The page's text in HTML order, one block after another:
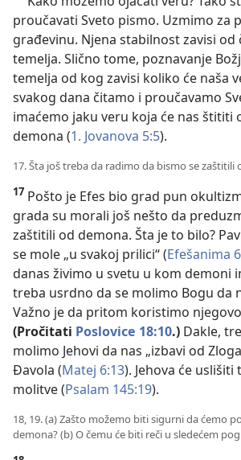
proučavati Sveto pismo. Uzmimo za
građevinu. Njena stabilnost zavisi
temelja. Slično tome, poznavanje
temelja od kog zavisi koliko će naša
svakog dana čitamo i proučavamo
imaćemo jaku veru koja će nas štititi
demona (1. Jovanova 5:5).
17. Šta još treba da radimo da bismo se zaštitili
17 Pošto je Efes bio grad pun
grada su morali još nešto da
zaštitili od demona. Šta je to bilo?
se mole „u svakoj prilici“ (Efešanima
danas živimo u svetu u kom demoni
treba usrdno da se molimo Bogu da
Važno je da pritom koristimo njegovo
(Pročitati Poslovice 18:10.) Dakle,
molimo Jehovi da nas „izbavi od
Đavola (Matej 6:13). Jehova će
molitve (Psalam 145:19).
18, 19. (a) Zašto možemo biti sigurni da ćemo
demona? (b) O čemu će biti reči u sledećem